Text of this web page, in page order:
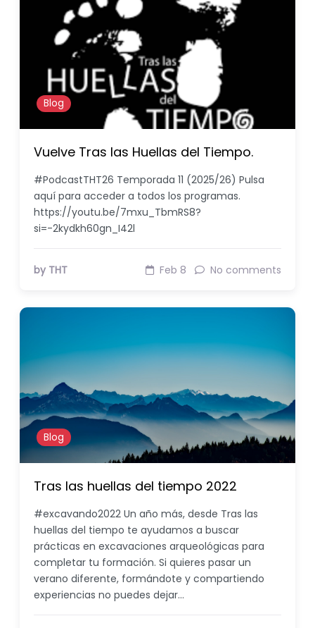
Blog
Vuelve Tras las Huellas del Tiempo.
#PodcastTHT26 Temporada 11 (2025/26) Pulsa
aquí para acceder a todos los programas.
https://youtu.be/7mxu_TbmRS8?
si=-2kydkh60gn_I42l
by THT Feb 8 No comments
Blog
Tras las huellas del tiempo 2022
#excavando2022 Un año más, desde Tras las
huellas del tiempo te ayudamos a buscar
prácticas en excavaciones arqueológicas para
completar tu formación. Si quieres pasar un
verano diferente, formándote y compartiendo
experiencias no puedes dejar…